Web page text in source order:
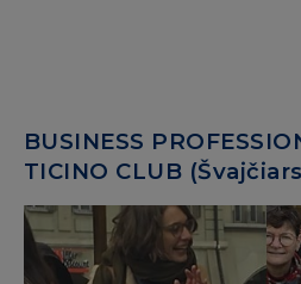
BUSINESS
TICINO CLUB